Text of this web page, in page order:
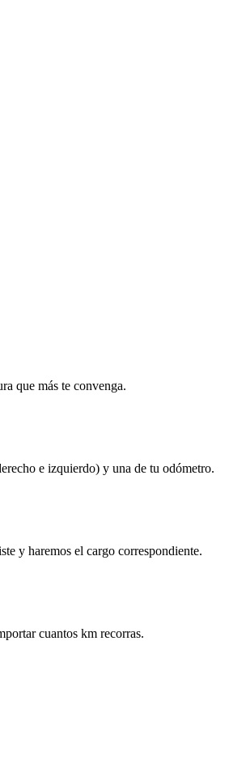
que más te convenga.
e izquierdo) y una de tu odómetro.
y haremos el cargo correspondiente.
cuantos km recorras.